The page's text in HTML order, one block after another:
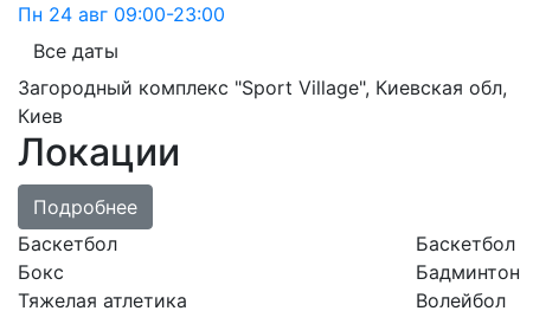
Пн 24 авг 09:00-23:00
Все даты
Загородный комплекс "Sport Village", Киевская обл,
Киев
Локации
Подробнее
Баскетбол
Бокс
Тяжелая атлетика
Баскетбол
Бадминтон
Волейбол